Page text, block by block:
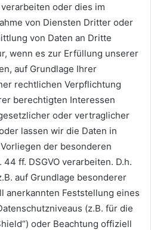
oder dies im
von Diensten Dritter oder
von Daten an Dritte
wenn es zur Erfüllung unserer
auf Grundlage Ihrer
rechtlichen Verpflichtung
berechtigten Interessen
oder vertraglicher
lassen wir die Daten in
der besonderen
ff. DSGVO verarbeiten. D.h.
auf Grundlage besonderer
anerkannten Feststellung eines
(z.B. für die
oder Beachtung offiziell